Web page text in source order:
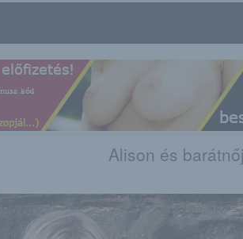
Alison és